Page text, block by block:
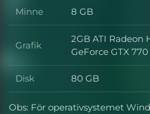
Minne Minne
8 GB
Grafik Grafik
2GB ATI Radeon
GeForce GTX
Disk Disk
80 GB
Obs: För operativsystemet